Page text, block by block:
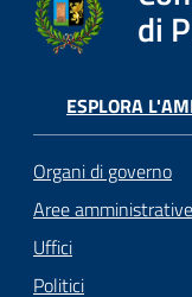
o
n
e
di
ESPLORA
Organi di governo
Aree amministrative
Uffici
Politici